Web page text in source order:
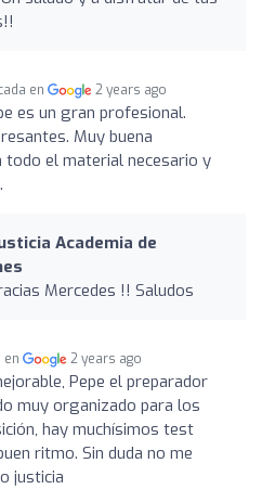
en 2 years ago
es un gran profesional.
Muy buena
todo el material necesario y
Academia de
Mercedes !! Saludos
en 2 years ago
Pepe el preparador
muy organizado para los
hay muchísimos test
ritmo. Sin duda no me
justicia